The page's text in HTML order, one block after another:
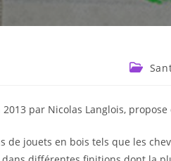
2013 par Nicolas Langlois,
de jouets en bois tels que les